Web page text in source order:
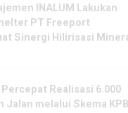
INALUM Lakukan
PT Freeport
Sinergi Hilirisasi
Realisasi 6.000
melalui Skema